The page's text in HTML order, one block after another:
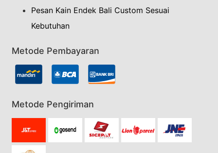
Pesan Kain Endek Bali Custom Sesuai
Kebutuhan
Metode Pembayaran
Metode Pengiriman